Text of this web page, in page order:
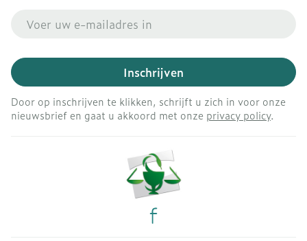
Inschrijven
Door op inschrijven te klikken, schrijft u zich in voor onze
nieuwsbrief en gaat u akkoord met onze privacy policy.